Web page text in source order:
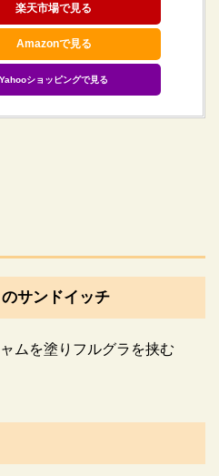
楽天市場で見る
Amazonで見る
Yahooショッピングで見る
サンドイッチ
ムを塗りフルグラを挟む